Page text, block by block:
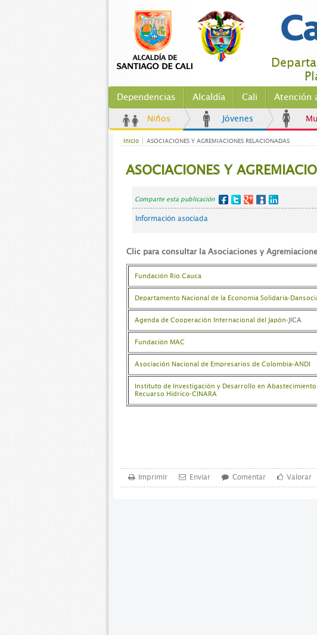
Dependencias Alcaldía Cali Atención
Niños Jóvenes
Inicio ASOCIACIONES Y AGREMIACIONES RELACIONADAS
ASOCIACIONES Y
Comparte esta publicación
Información asociada
Clic para consultar la Asociaciones y
Fundación Rio Cauca
Departamento Nacional de la Economía Solidaria-
Agenda de Cooperación Internacional del Japón-JICA
Fundación MAC
Asociación Nacional de Empresarios de Colombia-ANDI
Instituto de Investigación y Desarrollo en
Recuarso Hídrico-CINARA
Imprimir Enviar Comentar Valorar